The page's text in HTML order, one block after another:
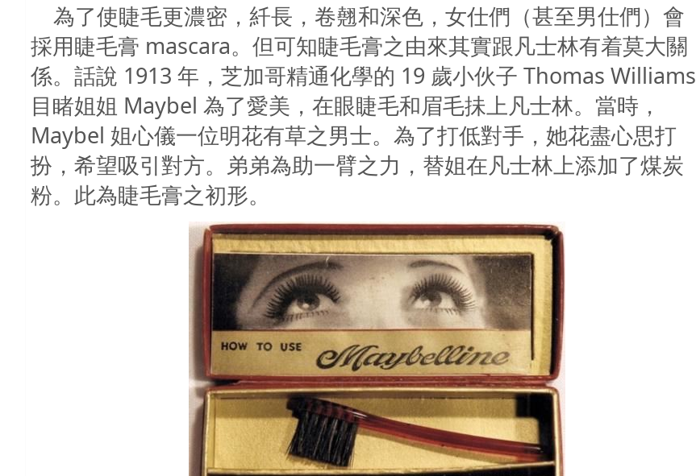
為了使睫毛更濃密，䊹長，卷翹和深色，女仕們（甚至男仕們）會
採用睫毛膏 mascara。但可知睫毛膏之由來其實跟凡士林有着莫大關
係。話說 1913 年，芝加哥精通化學的 19 歲小伙子 Thomas Williams
目睹姐姐 Maybel 為了愛美，在眼睫毛和眉毛抺上凡士林。當時，
Maybel 姐心儀一位明花有草之男士。為了打低對手，她花盡心思打
扮，希望吸引對方。弟弟為助一臂之力，替姐在凡士林上添加了煤炭
粉。此為睫毛膏之初形。